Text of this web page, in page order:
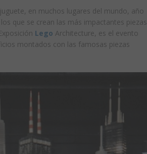
en muchos lugares del mundo, año
que se crean las más impactantes piezas
Lego Architecture, es el evento
montados con las famosas piezas